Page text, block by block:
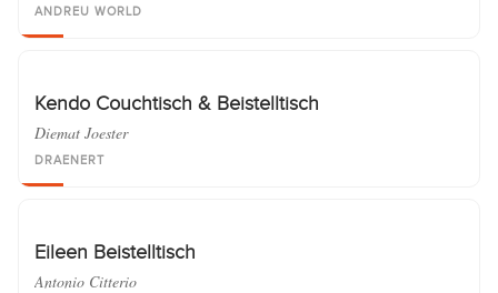
ANDREU WORLD
Kendo Couchtisch & Beistelltisch
Diemat Joester
DRAENERT
Eileen Beistelltisch
Antonio Citterio